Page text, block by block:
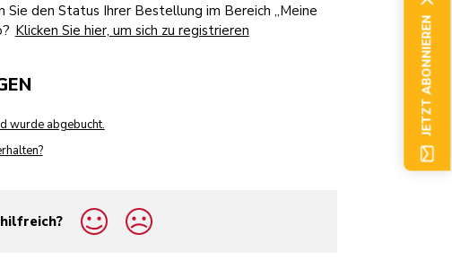
Sie den Status Ihrer Bestellung im Bereich „Meine
Klicken Sie hier, um sich zu registrieren
wurde abgebucht.
JETZT ABONNIEREN